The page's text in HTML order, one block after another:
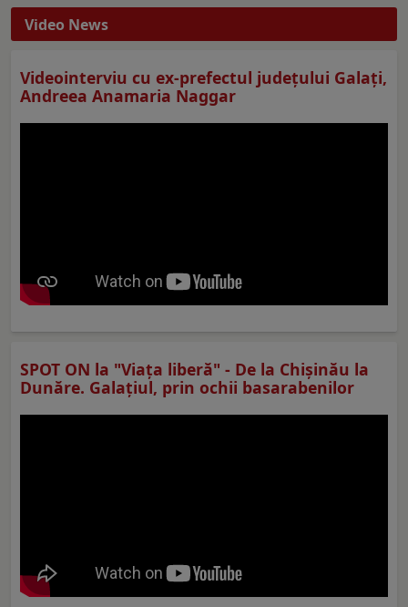
Video News
Videointerviu cu ex-prefectul judeţului Galaţi,
Andreea Anamaria Naggar
SPOT ON la "Viaţa liberă" - De la Chișinău la
Dunăre. Galațiul, prin ochii basarabenilor